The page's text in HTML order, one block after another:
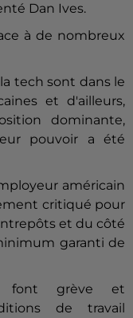
Dan Ives.
à de nombreux
tech sont dans le
et d'ailleurs,
dominante,
pouvoir a été
américain
critiqué pour
et du côté
garanti de
font grève et
de travail